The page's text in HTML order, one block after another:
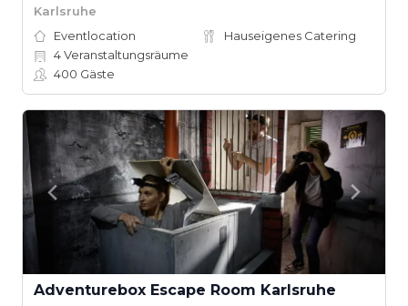
Karlsruhe
Eventlocation
Hauseigenes Catering
4Veranstaltungsräume
400 Gäste
Adventurebox Escape Room Karlsruhe